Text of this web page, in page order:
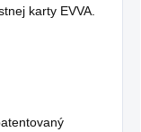
karty EVVA.